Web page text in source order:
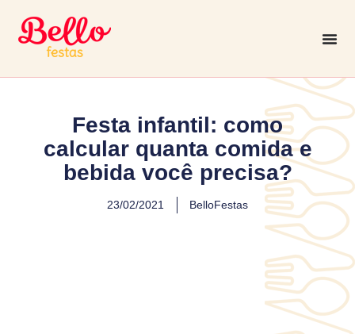
Festa infantil: como
calcular quanta comida e
bebida você precisa?
23/02/2021 BelloFestas